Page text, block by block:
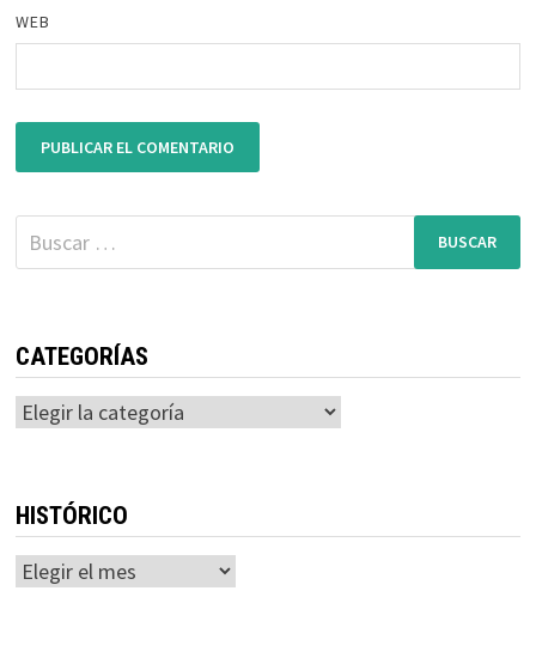
WEB
Buscar:
CATEGORÍAS
Categorías
HISTÓRICO
Histórico